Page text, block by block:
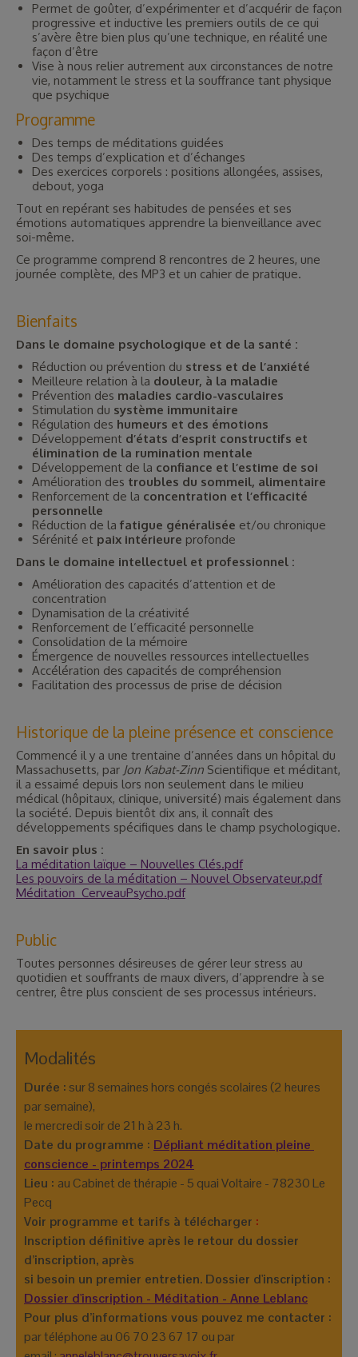
Permet de goûter, d’expérimenter et d’acquérir de façon
progressive et inductive les premiers outils de ce qui
s’avère être bien plus qu’une technique, en réalité une
façon d’être
Vise à nous relier autrement aux circonstances de notre
vie, notamment le stress et la souffrance tant physique
que psychique
Programme
Des temps de méditations guidées
Des temps d’explication et d’échanges
Des exercices corporels : positions allongées, assises,
debout, yoga
Tout en repérant ses habitudes de pensées et ses
émotions automatiques apprendre la bienveillance avec
soi-même.
Ce programme comprend 8 rencontres de 2 heures, une
journée complète, des MP3 et un cahier de pratique.
Bienfaits
Dans le domaine psychologique et de la santé :
Réduction ou prévention du stress et de l’anxiété
Meilleure relation à la douleur, à la maladie
Prévention des maladies cardio-vasculaires
Stimulation du système immunitaire
Régulation des humeurs et des émotions
Développement d’états d’esprit constructifs et
élimination de la rumination mentale
Développement de la confiance et l’estime de soi
Amélioration des troubles du sommeil, alimentaire
Renforcement de la concentration et l’efficacité
personnelle
Réduction de la fatigue généralisée et/ou chronique
Sérénité et paix intérieure profonde
Dans le domaine intellectuel et professionnel :
Amélioration des capacités d’attention et de
concentration
Dynamisation de la créativité
Renforcement de l’efficacité personnelle
Consolidation de la mémoire
Émergence de nouvelles ressources intellectuelles
Accélération des capacités de compréhension
Facilitation des processus de prise de décision
Historique de la pleine présence et conscience
Commencé il y a une trentaine d’années dans un hôpital du
Massachusetts, par Jon Kabat-Zinn Scientifique et méditant,
il a essaimé depuis lors non seulement dans le milieu
médical (hôpitaux, clinique, université) mais également dans
la société. Depuis bientôt dix ans, il connaît des
développements spécifiques dans le champ psychologique.
En savoir plus :
La méditation laïque – Nouvelles Clés.pdf
Les pouvoirs de la méditation – Nouvel Observateur.pdf
Méditation_CerveauPsycho.pdf
Public
Toutes personnes désireuses de gérer leur stress au
quotidien et souffrants de maux divers, d’apprendre à se
centrer, être plus conscient de ses processus intérieurs.
Durée : sur 8 semaines hors congés scolaires (2 heures
par semaine),
Date du programme : Dépliant méditation pleine
conscience - printemps 2024
Lieu : au Cabinet de thérapie - 5 quai Voltaire - 78230 Le
Voir programme et tarifs à télécharger :
Inscription définitive après le retour du dossier
d’inscription, après
Dossier d'inscription - Méditation - Anne Leblanc
par téléphone au 06 70 23 67 17 ou par